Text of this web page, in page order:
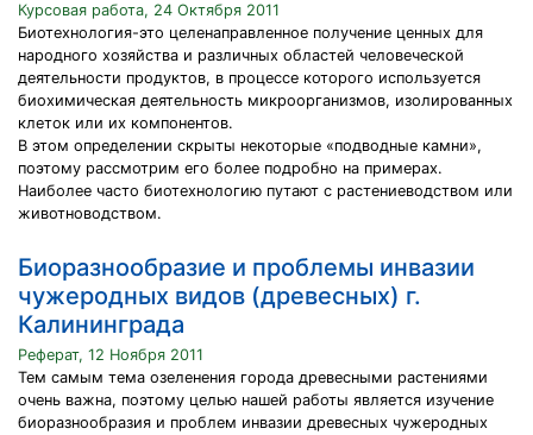
Курсовая работа, 24 Октября 2011
Биотехнология-это целенаправленное получение ценных для
народного хозяйства и различных областей человеческой
деятельности продуктов, в процессе которого используется
биохимическая деятельность микроорганизмов, изолированных
клеток или их компонентов.
В этом определении скрыты некоторые «подводные камни»,
поэтому рассмотрим его более подробно на примерах.
Наиболее часто биотехнологию путают с растениеводством или
животноводством.
Биоразнообразие и проблемы инвазии
чужеродных видов (древесных) г.
Калининграда
Реферат, 12 Ноября 2011
Тем самым тема озеленения города древесными растениями
очень важна, поэтому целью нашей работы является изучение
биоразнообразия и проблем инвазии древесных чужеродных